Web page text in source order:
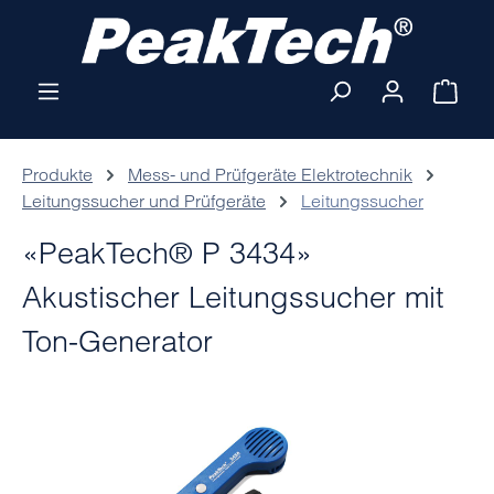
Zum Hauptinhalt springen
Produkte
Mess- und Prüfgeräte Elektrotechnik
Leitungssucher und Prüfgeräte
Leitungssucher
«PeakTech® P 3434»
Akustischer Leitungssucher mit
Ton-Generator